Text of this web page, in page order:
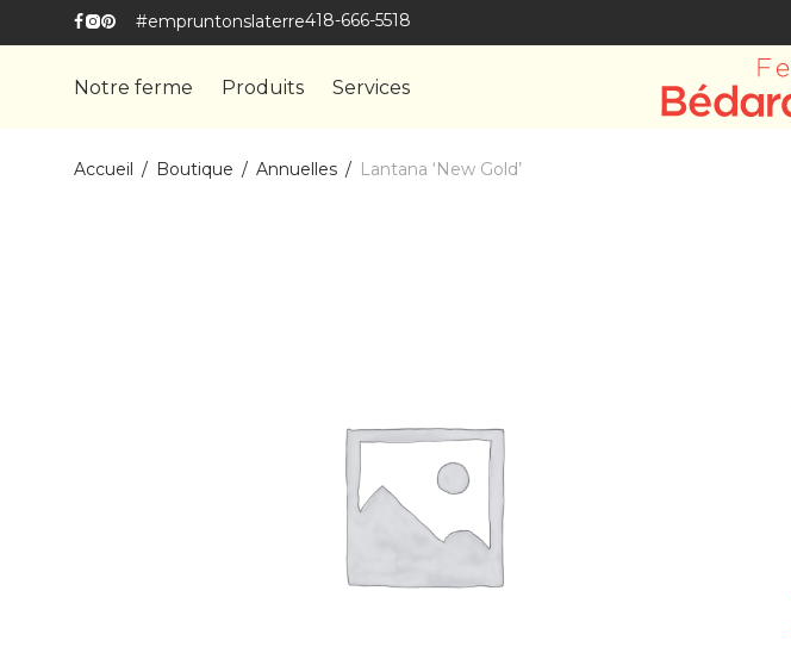
#empruntonslaterre418-666-5518
Notre ferme Produits Services
Accueil / Boutique / Annuelles / Lantana ‘New Gold’